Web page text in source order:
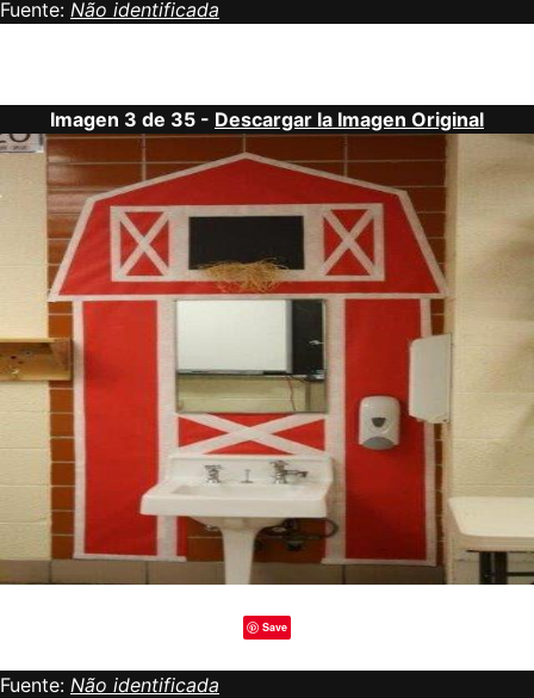
Fuente: Não identificada
Imagen 3 de 35 - Descargar la Imagen Original
Save
Fuente: Não identificada